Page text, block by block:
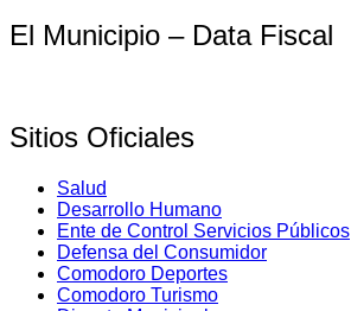
El Municipio – Data Fiscal
Sitios Oficiales
Salud
Desarrollo Humano
Ente de Control Servicios Públicos
Defensa del Consumidor
Comodoro Deportes
Comodoro Turismo